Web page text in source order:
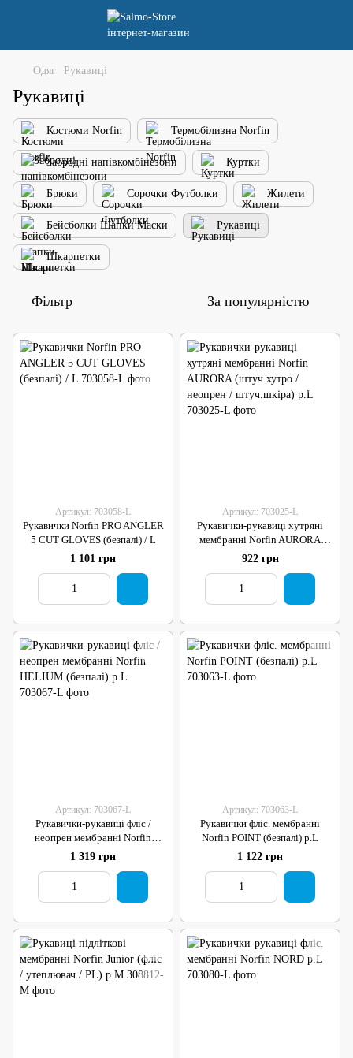
Одяг Рукавиці
Рукавиці
Костюми Norfin Термобілизна Norfin
Забродні напівкомбінезони Куртки
Брюки Сорочки Футболки Жилети
Бейсболки Шапки Маски Рукавиці
Шкарпетки
Фільтр За популярністю
Артикул: 703058-L
Рукавички Norfin PRO ANGLER
5 CUT GLOVES (безпалі) / L
1 101 грн
Артикул: 703025-L
Рукавички-рукавиці хутряні
мембранні Norfin AURORA
(штуч.хутро / неопрен /
штуч.шкіра) р.L
922 грн
Артикул: 703067-L
Рукавички-рукавиці фліс /
неопрен мембранні Norfin
HELIUM (безпалі) р.L
1 319 грн
Артикул: 703063-L
Рукавички фліс. мембранні
Norfin POINT (безпалі) р.L
1 122 грн